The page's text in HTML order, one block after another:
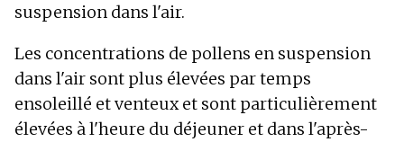
suspension dans l'air.
Les concentrations de pollens en suspension
dans l'air sont plus élevées par temps
ensoleillé et venteux et sont particulièrement
élevées à l'heure du déjeuner et dans l'après-